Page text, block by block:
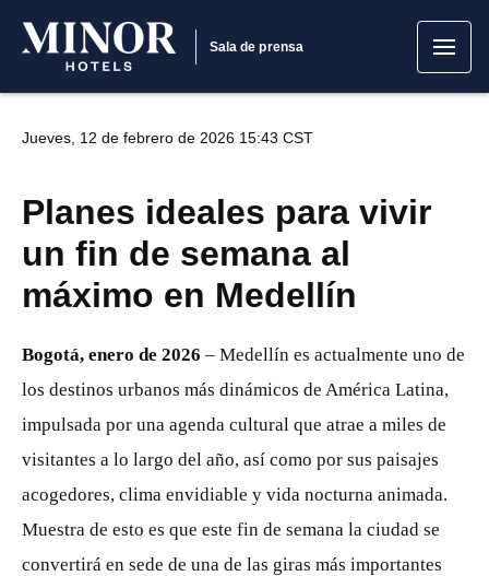
Sala de prensa
Jueves, 12 de febrero de 2026 15:43 CST
Planes ideales para vivir
un fin de semana al
máximo en Medellín
Bogotá, enero de 2026 – Medellín es actualmente uno de
los destinos urbanos más dinámicos de América Latina,
impulsada por una agenda cultural que atrae a miles de
visitantes a lo largo del año, así como por sus paisajes
acogedores, clima envidiable y vida nocturna animada.
Muestra de esto es que este fin de semana la ciudad se
convertirá en sede de una de las giras más importantes